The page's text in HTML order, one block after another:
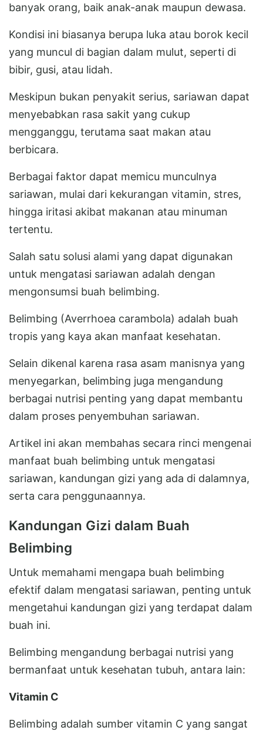
banyak orang, baik anak-anak maupun dewasa.
Kondisi ini biasanya berupa luka atau borok kecil
yang muncul di bagian dalam mulut, seperti di
bibir, gusi, atau lidah.
Meskipun bukan penyakit serius, sariawan dapat
menyebabkan rasa sakit yang cukup
mengganggu, terutama saat makan atau
berbicara.
Berbagai faktor dapat memicu munculnya
sariawan, mulai dari kekurangan vitamin, stres,
hingga iritasi akibat makanan atau minuman
tertentu.
Salah satu solusi alami yang dapat digunakan
untuk mengatasi sariawan adalah dengan
mengonsumsi buah belimbing.
Belimbing (Averrhoea carambola) adalah buah
tropis yang kaya akan manfaat kesehatan.
Selain dikenal karena rasa asam manisnya yang
menyegarkan, belimbing juga mengandung
berbagai nutrisi penting yang dapat membantu
dalam proses penyembuhan sariawan.
Artikel ini akan membahas secara rinci mengenai
manfaat buah belimbing untuk mengatasi
sariawan, kandungan gizi yang ada di dalamnya,
serta cara penggunaannya.
Kandungan Gizi dalam Buah
Belimbing
Untuk memahami mengapa buah belimbing
efektif dalam mengatasi sariawan, penting untuk
mengetahui kandungan gizi yang terdapat dalam
buah ini.
Belimbing mengandung berbagai nutrisi yang
bermanfaat untuk kesehatan tubuh, antara lain:
Vitamin C
Belimbing adalah sumber vitamin C yang sangat